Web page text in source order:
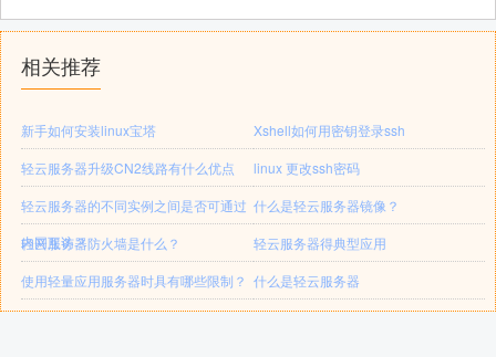
相关推荐
新手如何安装linux宝塔
Xshell如何用密钥登录ssh
轻云服务器升级CN2线路有什么优点
linux 更改ssh密码
轻云服务器的不同实例之间是否可通过
内网互访？
什么是轻云服务器镜像？
轻云服务器防火墙是什么？
轻云服务器得典型应用
使用轻量应用服务器时具有哪些限制？ 什么是轻云服务器